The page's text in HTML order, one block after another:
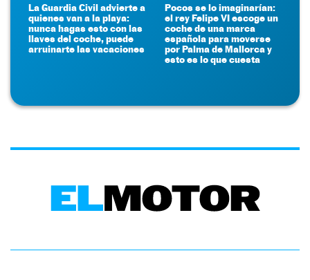
La Guardia Civil advierte a
quienes van a la playa:
nunca hagas esto con las
llaves del coche, puede
arruinarte las vacaciones
Pocos se lo imaginarían:
el rey Felipe VI escoge un
coche de una marca
española para moverse
por Palma de Mallorca y
esto es lo que cuesta